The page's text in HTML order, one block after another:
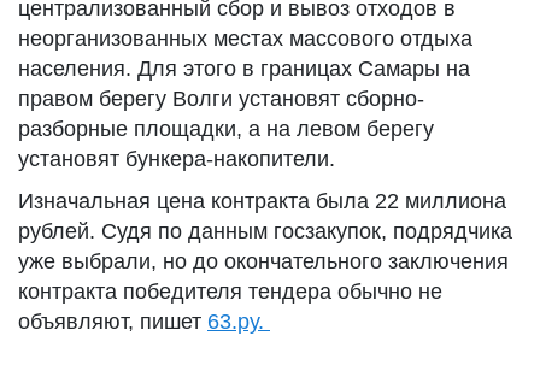
централизованный сбор и вывоз отходов в
неорганизованных местах массового отдыха
населения. Для этого в границах Самары на
правом берегу Волги установят сборно-
разборные площадки, а на левом берегу
установят бункера-накопители.
Изначальная цена контракта была 22 миллиона
рублей. Судя по данным госзакупок, подрядчика
уже выбрали, но до окончательного заключения
контракта победителя тендера обычно не
объявляют, пишет 63.ру.